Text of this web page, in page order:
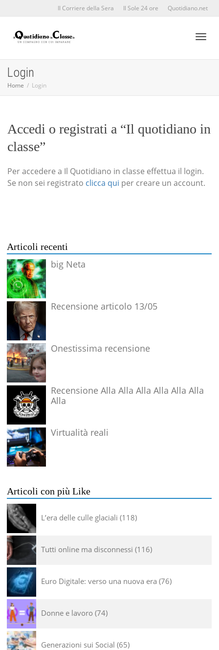
Il Corriere della Sera Il Sole 24 ore Quotidiano.net
Login
Home Login
Accedi o registrati a “Il quotidiano in
classe”
Per accedere a Il Quotidiano in classe effettua il login.
Se non sei registrato clicca qui per creare un account.
Articoli recenti
big Neta
Recensione articolo 13/05
Onestissima recensione
Recensione Alla Alla Alla Alla Alla Alla
Alla
Virtualità reali
Articoli con più Like
L’era delle culle glaciali 118
Tutti online ma disconnessi 116
Euro Digitale: verso una nuova era 76
Donne e lavoro 74
Generazioni sui Social 65